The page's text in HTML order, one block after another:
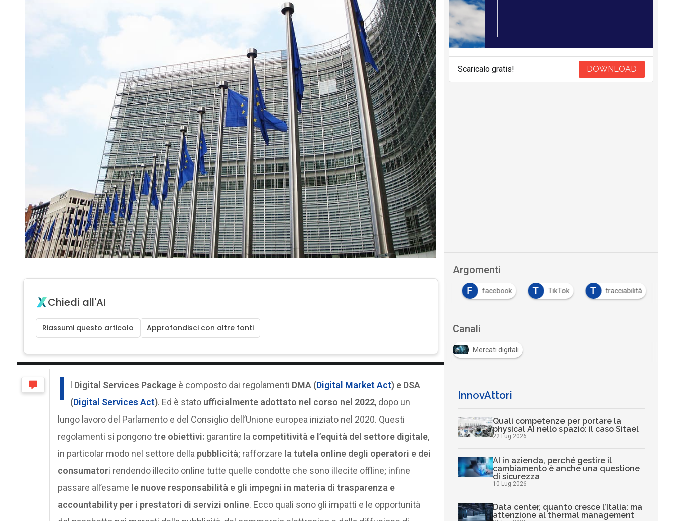
Chiedi all'AI
Riassumi questo articolo Approfondisci con altre fonti
I l Digital Services Package è composto dai regolamenti DMA (Digital Market Act) e DSA
(Digital Services Act). Ed è stato ufficialmente adottato nel corso nel 2022, dopo un
lungo lavoro del Parlamento e del Consiglio dell’Unione europea iniziato nel 2020. Questi
regolamenti si pongonotre obiettivi:garantire la competitività e l’equità del settore digitale,
in particolar modo nel settore della pubblicità; rafforzare la tutela online degli operatori e dei
consumatori rendendo illecito online tutte quelle condotte che sono illecite offline; infine
passare all’esame le nuove responsabilità e gli impegni in materia di trasparenza e
accountability per i prestatori di servizi online. Ecco quali sono gli impatti e le opportunità
Scaricalo gratis! DOWNLOAD
Argomenti
F facebook T TikTok T tracciabilità
Canali
Mercati digitali
InnovAttori
Quali competenze per portare la
physical AI nello spazio: il caso Sitael
22 Lug 2026
AI in azienda, perché gestire il
cambiamento è anche una questione
di sicurezza
10 Lug 2026
Data center, quanto cresce l’Italia: ma
attenzione al thermal management